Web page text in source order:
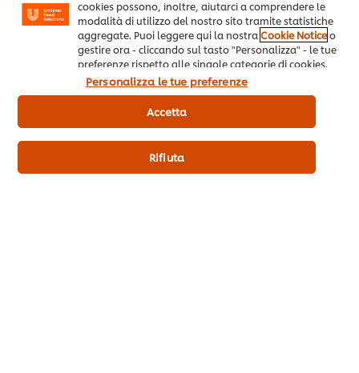
gusto: amaro, dolce,
acido, salato
Come abbinare gli ingredienti per gusto?
abbinamenti
sorprendenti per gusto
Consigli e suggerimenti su come abbinare gli ingredienti per similitudine o per contrasto
cookies possono, inoltre, aiutarci a comprendere le
modalità di utilizzo del nostro sito tramite statistiche
aggregate. Puoi leggere qui la nostraCookie Noticeo
gestire ora - cliccando sul tasto "Personalizza" - le tue
preferenze rispetto alle singole categorie di cookies.
Cliccando su "Rifiuta" oppure chiudendo il banner
tramite la X a destra, saranno utilizzati solo i cookies
necessari e tecnici. Invece, cliccando su "Accetta",
Personalizza le tue preferenze
Rifiuta
Accetta